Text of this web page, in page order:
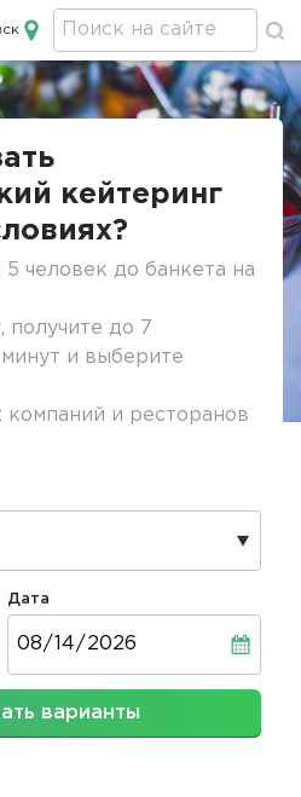
в Хабаровске
кейтеринг
человек до банкета на
получите до 7
и выберите
компаний и ресторанов
Дата
варианты